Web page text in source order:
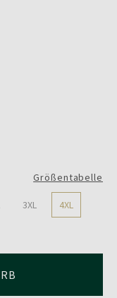
Größentabelle
3XL 4XL